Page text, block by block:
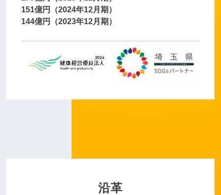
151億円（2024年12月期）
144億円（2023年12月期）
沿革